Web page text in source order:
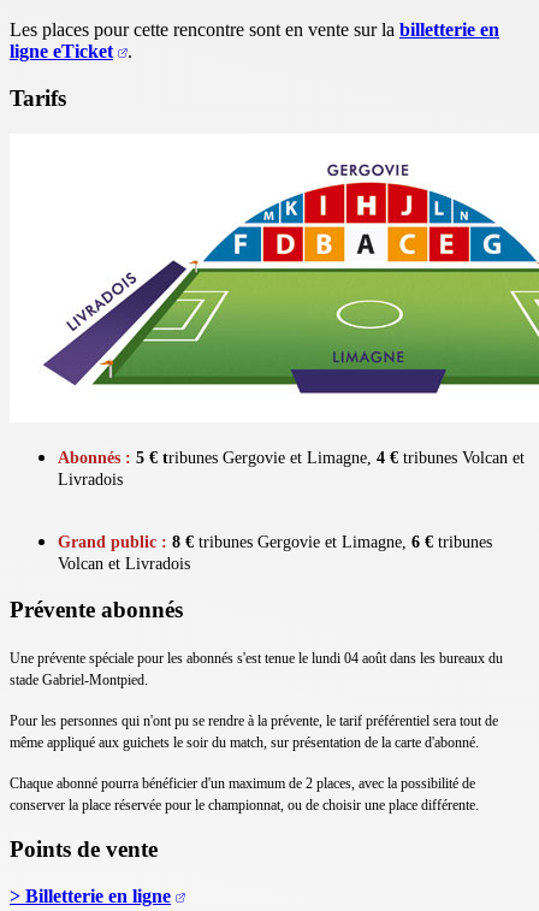
Les places pour cette rencontre sont en vente sur la billetterie en
ligne eTicket
.
Tarifs
Abonnés : 5 € tribunes Gergovie et Limagne, 4 € tribunes Volcan et
Livradois
Grand public : 8 € tribunes Gergovie et Limagne, 6 € tribunes
Volcan et Livradois
Prévente abonnés
Une prévente spéciale pour les abonnés s'est tenue le lundi 04 août dans les bureaux du
stade Gabriel-Montpied.
Pour les personnes qui n'ont pu se rendre à la prévente, le tarif préférentiel sera tout de
même appliqué aux guichets le soir du match, sur présentation de la carte d'abonné.
Chaque abonné pourra bénéficier d'un maximum de 2 places, avec la possibilité de
conserver la place réservée pour le championnat, ou de choisir une place différente.
Points de vente
> Billetterie en ligne